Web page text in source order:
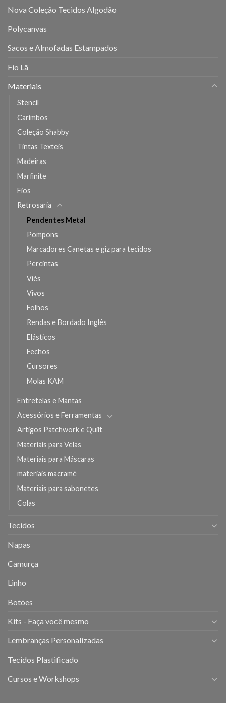
Nova Coleção Tecidos Algodão
Polycanvas
Sacos e Almofadas Estampados
Fio Lã
Materiais
Stencil
Carimbos
Coleção Shabby
Tintas Texteis
Madeiras
Marfinite
Fios
Retrosaria
Pendentes Metal
Pompons
Marcadores Canetas e giz para tecidos
Percintas
Viés
Vivos
Folhos
Rendas e Bordado Inglês
Elásticos
Fechos
Cursores
Molas KAM
Entretelas e Mantas
Acessórios e Ferramentas
Artigos Patchwork e Quilt
Materiais para Velas
Materiais para Máscaras
materiais macramé
Materiais para sabonetes
Colas
Tecidos
Napas
Camurça
Linho
Botões
Kits - Faça você mesmo
Lembranças Personalizadas
Tecidos Plastificado
Cursos e Workshops